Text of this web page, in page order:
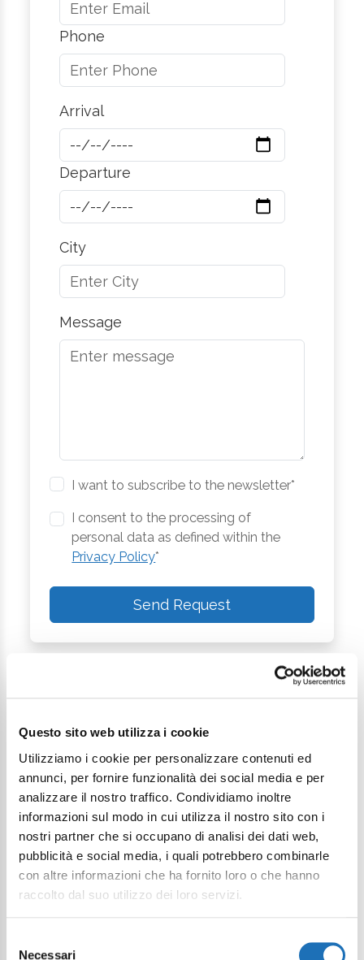
Questo sito web utilizza i cookie
Utilizziamo i cookie per personalizzare contenuti ed
annunci, per fornire funzionalità dei social media e per
analizzare il nostro traffico. Condividiamo inoltre
informazioni sul modo in cui utilizza il nostro sito con i
nostri partner che si occupano di analisi dei dati web,
pubblicità e social media, i quali potrebbero combinarle
con altre informazioni che ha fornito loro o che hanno
raccolto dal suo utilizzo dei loro servizi.
Necessari
Phone
Arrival
Departure
City
Message
I want to subscribe to the newsletter*
I consent to the processing of
personal data as defined within the
Privacy Policy*
Send Request
Continue exploring
Your digital journey inside Cesenatico